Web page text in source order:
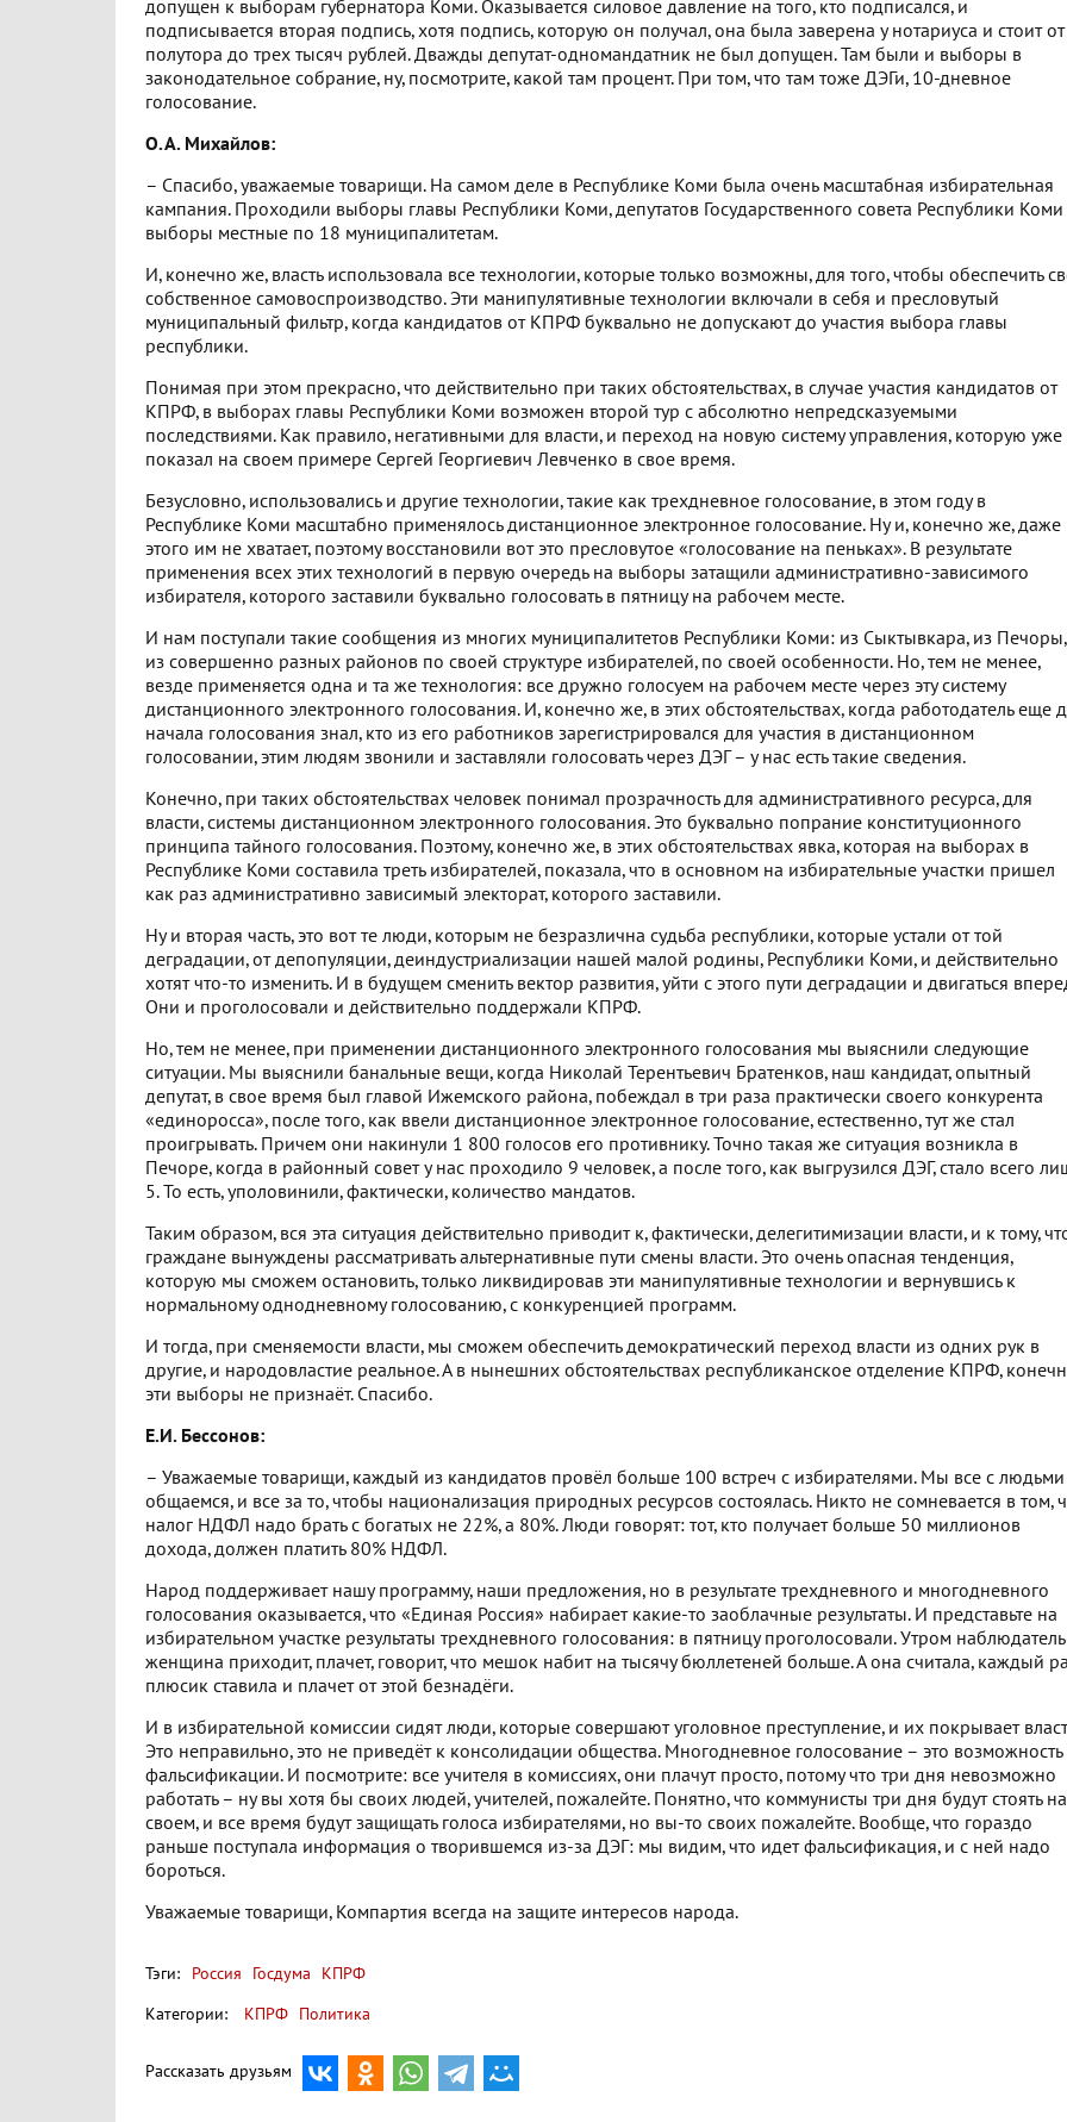
допущен к выборам губернатора Коми. Оказывается силовое давление на того, кто подписался, и
подписывается вторая подпись, хотя подпись, которую он получал, она была заверена у нотариуса и стоит от
полутора до трех тысяч рублей. Дважды депутат-одномандатник не был допущен. Там были и выборы в
законодательное собрание, ну, посмотрите, какой там процент. При том, что там тоже ДЭГи, 10-дневное
голосование.
О.А. Михайлов:
– Спасибо, уважаемые товарищи. На самом деле в Республике Коми была очень масштабная избирательная
кампания. Проходили выборы главы Республики Коми, депутатов Государственного совета Республики Коми
выборы местные по 18 муниципалитетам.
И, конечно же, власть использовала все технологии, которые только возможны, для того, чтобы обеспечить
собственное самовоспроизводство. Эти манипулятивные технологии включали в себя и пресловутый
муниципальный фильтр, когда кандидатов от КПРФ буквально не допускают до участия выбора главы
республики.
Понимая при этом прекрасно, что действительно при таких обстоятельствах, в случае участия кандидатов от
КПРФ, в выборах главы Республики Коми возможен второй тур с абсолютно непредсказуемыми
последствиями. Как правило, негативными для власти, и переход на новую систему управления, которую уже
показал на своем примере Сергей Георгиевич Левченко в свое время.
Безусловно, использовались и другие технологии, такие как трехдневное голосование, в этом году в
Республике Коми масштабно применялось дистанционное электронное голосование. Ну и, конечно же, даже
этого им не хватает, поэтому восстановили вот это пресловутое «голосование на пеньках». В результате
применения всех этих технологий в первую очередь на выборы затащили административно-зависимого
избирателя, которого заставили буквально голосовать в пятницу на рабочем месте.
И нам поступали такие сообщения из многих муниципалитетов Республики Коми: из Сыктывкара, из Печоры,
из совершенно разных районов по своей структуре избирателей, по своей особенности. Но, тем не менее,
везде применяется одна и та же технология: все дружно голосуем на рабочем месте через эту систему
дистанционного электронного голосования. И, конечно же, в этих обстоятельствах, когда работодатель еще
начала голосования знал, кто из его работников зарегистрировался для участия в дистанционном
голосовании, этим людям звонили и заставляли голосовать через ДЭГ – у нас есть такие сведения.
Конечно, при таких обстоятельствах человек понимал прозрачность для административного ресурса, для
власти, системы дистанционном электронного голосования. Это буквально попрание конституционного
принципа тайного голосования. Поэтому, конечно же, в этих обстоятельствах явка, которая на выборах в
Республике Коми составила треть избирателей, показала, что в основном на избирательные участки пришел
как раз административно зависимый электорат, которого заставили.
Ну и вторая часть, это вот те люди, которым не безразлична судьба республики, которые устали от той
деградации, от депопуляции, деиндустриализации нашей малой родины, Республики Коми, и действительно
хотят что-то изменить. И в будущем сменить вектор развития, уйти с этого пути деградации и двигаться
Они и проголосовали и действительно поддержали КПРФ.
Но, тем не менее, при применении дистанционного электронного голосования мы выяснили следующие
ситуации. Мы выяснили банальные вещи, когда Николай Терентьевич Братенков, наш кандидат, опытный
депутат, в свое время был главой Ижемского района, побеждал в три раза практически своего конкурента
«единоросса», после того, как ввели дистанционное электронное голосование, естественно, тут же стал
проигрывать. Причем они накинули 1 800 голосов его противнику. Точно такая же ситуация возникла в
Печоре, когда в районный совет у нас проходило 9 человек, а после того, как выгрузился ДЭГ, стало всего
5. То есть, уполовинили, фактически, количество мандатов.
Таким образом, вся эта ситуация действительно приводит к, фактически, делегитимизации власти, и к тому,
граждане вынуждены рассматривать альтернативные пути смены власти. Это очень опасная тенденция,
которую мы сможем остановить, только ликвидировав эти манипулятивные технологии и вернувшись к
нормальному однодневному голосованию, с конкуренцией программ.
И тогда, при сменяемости власти, мы сможем обеспечить демократический переход власти из одних рук в
другие, и народовластие реальное. А в нынешних обстоятельствах республиканское отделение КПРФ,
эти выборы не признаёт. Спасибо.
Е.И. Бессонов:
– Уважаемые товарищи, каждый из кандидатов провёл больше 100 встреч с избирателями. Мы все с людьми
общаемся, и все за то, чтобы национализация природных ресурсов состоялась. Никто не сомневается в том,
налог НДФЛ надо брать с богатых не 22%, а 80%. Люди говорят: тот, кто получает больше 50 миллионов
дохода, должен платить 80% НДФЛ.
Народ поддерживает нашу программу, наши предложения, но в результате трехдневного и многодневного
голосования оказывается, что «Единая Россия» набирает какие-то заоблачные результаты. И представьте на
избирательном участке результаты трехдневного голосования: в пятницу проголосовали. Утром
женщина приходит, плачет, говорит, что мешок набит на тысячу бюллетеней больше. А она считала, каждый
плюсик ставила и плачет от этой безнадёги.
И в избирательной комиссии сидят люди, которые совершают уголовное преступление, и их покрывает
Это неправильно, это не приведёт к консолидации общества. Многодневное голосование – это возможность
фальсификации. И посмотрите: все учителя в комиссиях, они плачут просто, потому что три дня невозможно
работать – ну вы хотя бы своих людей, учителей, пожалейте. Понятно, что коммунисты три дня будут стоять на
своем, и все время будут защищать голоса избирателями, но вы-то своих пожалейте. Вообще, что гораздо
раньше поступала информация о творившемся из-за ДЭГ: мы видим, что идет фальсификация, и с ней надо
бороться.
Уважаемые товарищи, Компартия всегда на защите интересов народа.
Тэги: Россия Госдума
КПРФ
Категории:
КПРФ Политика
Рассказать друзьям